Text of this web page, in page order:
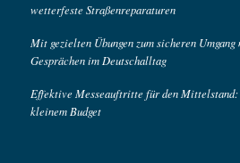
wetterfeste Straßenreparaturen
Mit gezielten Übungen zum sicheren
Gesprächen im Deutschalltag
Effektive Messeauftritte für den Mittelstand:
kleinem Budget